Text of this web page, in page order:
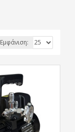
Εμφάνιση: